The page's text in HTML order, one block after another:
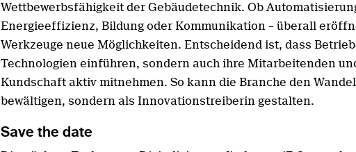
Wettbewerbsfähigkeit der Gebäudetechnik. Ob
Energieeffizienz, Bildung oder Kommunikation – überall
Werkzeuge neue Möglichkeiten. Entscheidend ist, dass
Technologien einführen, sondern auch ihre Mitarbeitenden
Kundschaft aktiv mitnehmen. So kann die Branche den
bewältigen, sondern als Innovationstreiberin gestalten.
Save the date